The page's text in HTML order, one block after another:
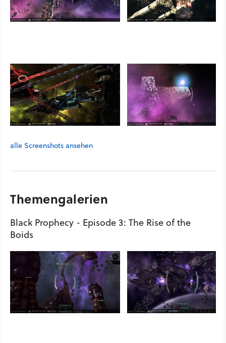
alle Screenshots ansehen
Themengalerien
Black Prophecy - Episode 3: The Rise of the
Boids